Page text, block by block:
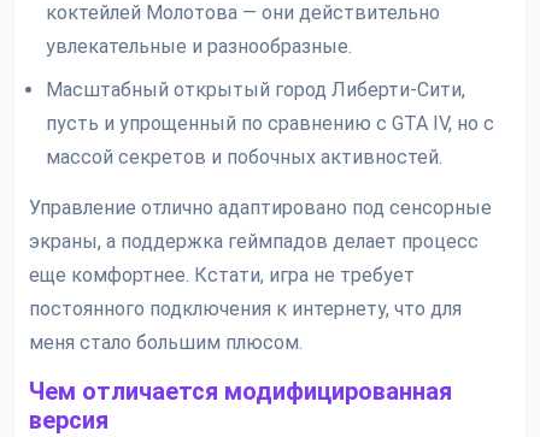
коктейлей Молотова — они действительно
увлекательные и разнообразные.
Масштабный открытый город Либерти-Сити,
пусть и упрощенный по сравнению с GTA IV, но с
массой секретов и побочных активностей.
Управление отлично адаптировано под сенсорные
экраны, а поддержка геймпадов делает процесс
еще комфортнее. Кстати, игра не требует
постоянного подключения к интернету, что для
меня стало большим плюсом.
Чем отличается модифицированная
версия